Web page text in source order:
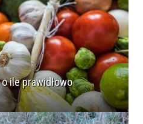
ile prawidłowo